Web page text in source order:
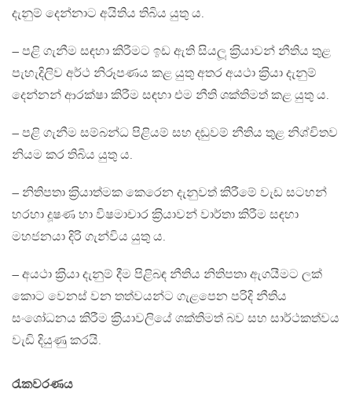
දැනුම් දෙන්නාට අයිතිය තිබිය යුතු ය.
– පළි ගැනීම සඳහා කිරීමට ඉඩ ඇති සියලූ ක‍්‍රියාවන් නීතිය තුළ
පැහැදිලිව අර්ථ නිරූපණය කළ යුතු අතර අයථා ක‍්‍රියා දැනුම්
දෙන්නන් ආරක්ෂා කිරීම සඳහා එම නීති ශක්තිමත් කළ යුතු ය.
– පළි ගැනීම සම්බන්ධ පිළියම් සහ දඬුවම් නීතිය තුළ නිශ්චිතව
නියම කර තිබිය යුතු ය.
– නිතිපතා ක‍්‍රියාත්මක කෙරෙන දැනුවත් කිරීමේ වැඩ සටහන්
හරහා දූෂණ හා විෂමාචාර ක‍්‍රියාවන් වාර්තා කිරීම සඳහා
මහජනයා දිරි ගැන්විය යුතු ය.
– අයථා ක‍්‍රියා දැනුම් දීම පිළිබඳ නීතිය නිතිපතා ඇගයීමට ලක්
කොට වෙනස් වන තත්වයන්ට ගැළපෙන පරිදි නීතිය
සංශෝධනය කිරීම ක‍්‍රියාවලියේ ශක්තිමත් බව සහ සාර්ථකත්වය
වැඩි දියුණු කරයි.
රැකවරණය